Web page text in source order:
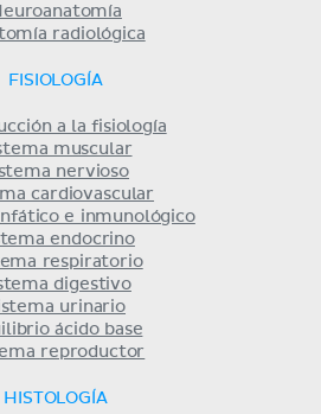
radiológica
FISIOLOGÍA
a la fisiología
muscular
nervioso
cardiovascular
e inmunológico
endocrino
respiratorio
digestivo
urinario
ácido base
reproductor
HISTOLOGÍA